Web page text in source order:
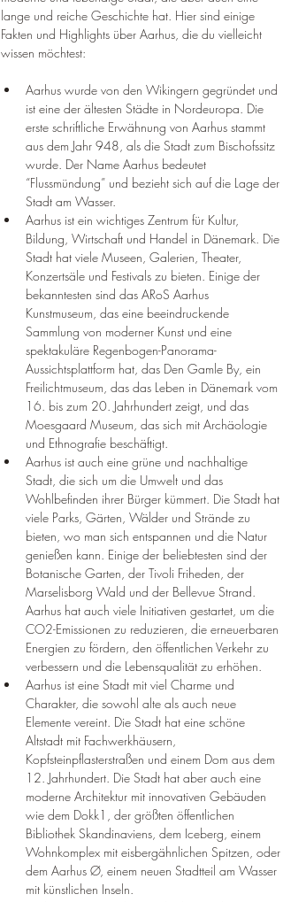
lange und reiche Geschichte hat. Hier sind einige
Fakten und Highlights über Aarhus, die du vielleicht
wissen möchtest:
Aarhus wurde von den Wikingern gegründet und
ist eine der ältesten Städte in Nordeuropa. Die
erste schriftliche Erwähnung von Aarhus stammt
aus dem Jahr 948, als die Stadt zum Bischofssitz
wurde. Der Name Aarhus bedeutet
“Flussmündung” und bezieht sich auf die Lage der
Stadt am Wasser.
Aarhus ist ein wichtiges Zentrum für Kultur,
Bildung, Wirtschaft und Handel in Dänemark. Die
Stadt hat viele Museen, Galerien, Theater,
Konzertsäle und Festivals zu bieten. Einige der
bekanntesten sind das ARoS Aarhus
Kunstmuseum, das eine beeindruckende
Sammlung von moderner Kunst und eine
spektakuläre Regenbogen-Panorama-
Aussichtsplattform hat, das Den Gamle By, ein
Freilichtmuseum, das das Leben in Dänemark vom
16. bis zum 20. Jahrhundert zeigt, und das
Moesgaard Museum, das sich mit Archäologie
und Ethnografie beschäftigt.
Aarhus ist auch eine grüne und nachhaltige
Stadt, die sich um die Umwelt und das
Wohlbefinden ihrer Bürger kümmert. Die Stadt hat
viele Parks, Gärten, Wälder und Strände zu
bieten, wo man sich entspannen und die Natur
genießen kann. Einige der beliebtesten sind der
Botanische Garten, der Tivoli Friheden, der
Marselisborg Wald und der Bellevue Strand.
Aarhus hat auch viele Initiativen gestartet, um die
CO2-Emissionen zu reduzieren, die erneuerbaren
Energien zu fördern, den öffentlichen Verkehr zu
verbessern und die Lebensqualität zu erhöhen.
Aarhus ist eine Stadt mit viel Charme und
Charakter, die sowohl alte als auch neue
Elemente vereint. Die Stadt hat eine schöne
Altstadt mit Fachwerkhäusern,
Kopfsteinpflasterstraßen und einem Dom aus dem
12. Jahrhundert. Die Stadt hat aber auch eine
moderne Architektur mit innovativen Gebäuden
wie dem Dokk1, der größten öffentlichen
Bibliothek Skandinaviens, dem Iceberg, einem
Wohnkomplex mit eisbergähnlichen Spitzen, oder
dem Aarhus Ø, einem neuen Stadtteil am Wasser
mit künstlichen Inseln.